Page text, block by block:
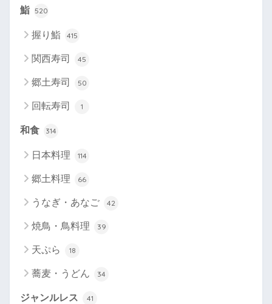
鮨 520
握り鮨 415
関西寿司 45
郷土寿司 50
回転寿司 1
和食 314
日本料理 114
郷土料理 66
うなぎ・あなご 42
焼鳥・鳥料理 39
天ぷら 18
蕎麦・うどん 34
ジャンルレス 41